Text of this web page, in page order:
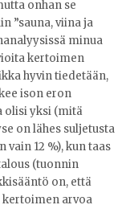
onhan se
”sauna, viina ja
minua
kertoimen
hyvin tiedetään,
ison eron
olisi yksi (mitä
on lähes suljetusta
vain 12 %), kun taas
(tuonnin
on, että
arvoa